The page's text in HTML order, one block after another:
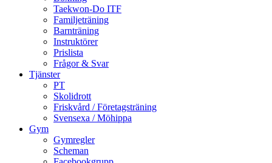
Taekwon-Do ITF
Familjeträning
Barnträning
Instruktörer
Prislista
Frågor & Svar
Tjänster
PT
Skolidrott
Friskvård / Företagsträning
Svensexa / Möhippa
Gym
Gymregler
Scheman